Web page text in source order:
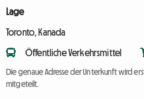
Lage
Toronto, Kanada
Öffentliche Verkehrsmittel
Die genaue Adresse der Unterkunft wird
mitgeteilt.